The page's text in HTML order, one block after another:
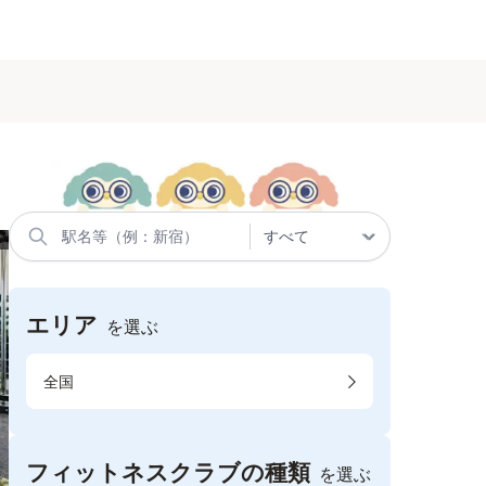
エリア を選ぶ
全国
フィットネスクラブの種類 を選ぶ